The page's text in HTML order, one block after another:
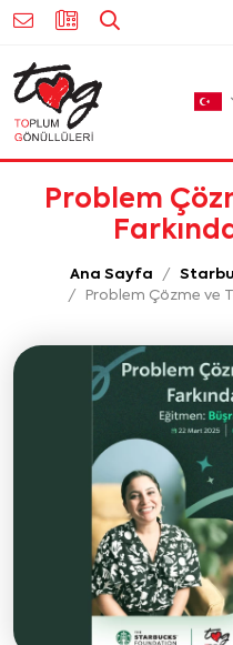
Problem
Ana Sayfa
Problem Çözme ve